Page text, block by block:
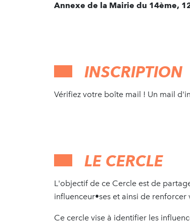
Annexe de la Mairie du 14ème,
INSCRIPTION
Vérifiez votre boîte mail ! Un mail
LE CERCLE
L'objectif de ce Cercle est de
influenceur•ses et ainsi de
Ce cercle vise à identifier les